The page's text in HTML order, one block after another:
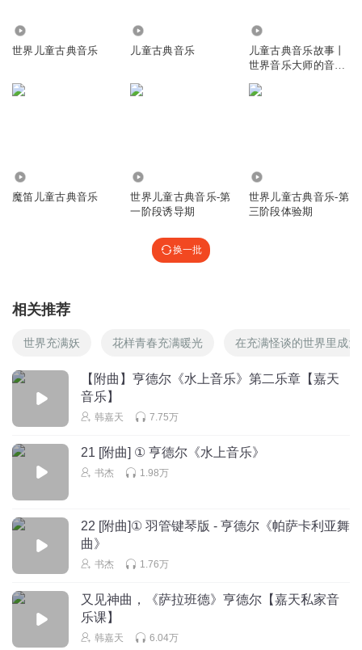
世界儿童古典音乐 儿童古典音乐
儿童古典音乐故事丨
世界音乐大师的音乐
魔笛儿童古典音乐
世界儿童古典音乐-第
一阶段诱导期
世界儿童古典音乐-第
三阶段体验期
换一批
相关推荐
世界充满妖 花样青春充满暖光 在充满怪谈的世界里成为
【附曲】亨德尔《水上音乐》第二乐章【嘉天
音乐】
韩嘉天 7.75万
21 [附曲] ① 亨德尔《水上音乐》
书杰 1.98万
22 [附曲]① 羽管键琴版 - 亨德尔《帕萨卡利亚舞
曲》
书杰 1.76万
又见神曲，《萨拉班德》​亨德尔【嘉天私家音
乐课】
韩嘉天 6.04万